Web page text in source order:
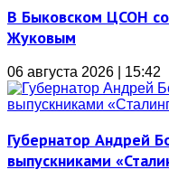
В Быковском ЦСОН
Жуковым
06 августа 2026 | 15:42
Губернатор Андрей
выпускниками